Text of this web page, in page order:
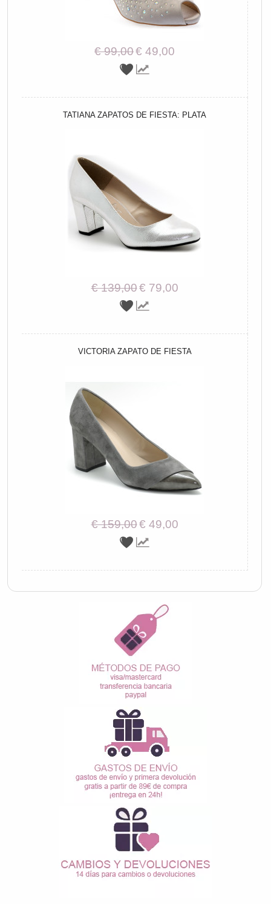
€ 99,00€ 49,00
TATIANA ZAPATOS DE FIESTA: PLATA
€ 139,00€ 79,00
VICTORIA ZAPATO DE FIESTA
€ 159,00€ 49,00